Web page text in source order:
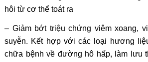
hôi từ cơ thể toát ra
– Giảm bớt triệu chứng viêm xoang,
suyễn. Kết hợp với các loại hương
chữa bệnh về đường hô hấp, làm lưu